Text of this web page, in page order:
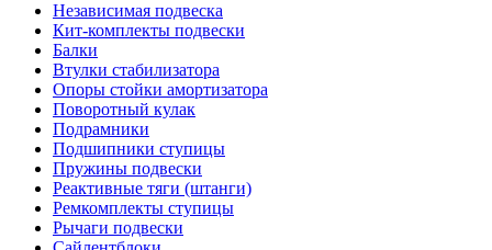
Независимая подвеска
Кит-комплекты подвески
Балки
Втулки стабилизатора
Опоры стойки амортизатора
Поворотный кулак
Подрамники
Подшипники ступицы
Пружины подвески
Реактивные тяги (штанги)
Ремкомплекты ступицы
Рычаги подвески